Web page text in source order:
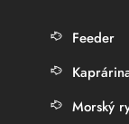
Feeder
Morský